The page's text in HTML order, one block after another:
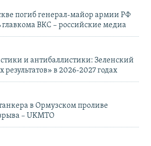
погиб генерал-майор армии РФ
ВКС – российские медиа
и антибаллистики: Зеленский
в 2026-2027 годах
в Ормузском проливе
– UKMTO